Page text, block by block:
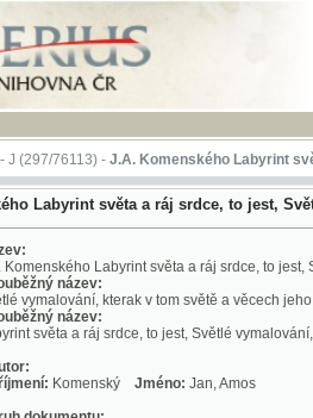
76113)-J.A. Komenského Labyrint světa a ráj
Labyrint světa a ráj srdce, to jest, Světlé
Labyrint světa a ráj srdce, to jest, Světlé
název:
kterak v tom světě a věcech jeho
název:
světa a ráj srdce, to jest, Světlé vymalování, kterak